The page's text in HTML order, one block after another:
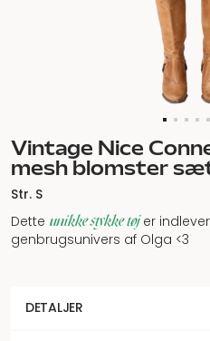
Vintage Nice
mesh blomster
Str. S
Dette unikke stykke tøjer
genbrugsunivers af Olga <3
DETALJER